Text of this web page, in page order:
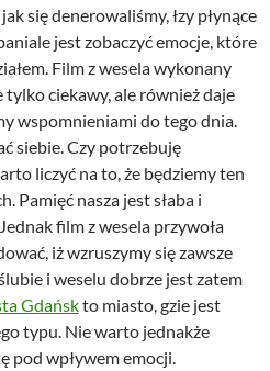
się denerowaliśmy, łzy płynące
jest zobaczyć emocje, które
Film z wesela wykonany
ciekawy, ale również daje
wspomnieniami do tego dnia.
siebie. Czy potrzebuję
liczyć na to, że będziemy ten
Pamięć nasza jest słaba i
film z wesela przywoła
iż wzruszymy się zawsze
i weselu dobrze jest zatem
Gdańskto miasto, gzie jest
typu. Nie warto jednakże
pod wpływem emocji.